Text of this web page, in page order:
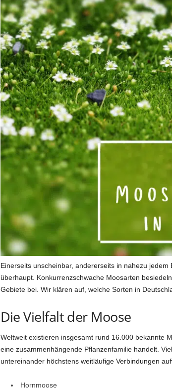
n
d
i
a
.
d
Einerseits unscheinbar, andererseits in nahezu
überhaupt. Konkurrenzschwache Moosarten
Gebiete bei. Wir klären auf, welche Sorten in
Die Vielfalt der Moose
Weltweit existieren insgesamt rund 16.000 bekannte
eine zusammenhängende Pflanzenfamilie handelt.
untereinander höchstens weitläufige Verbindungen
Hornmoose